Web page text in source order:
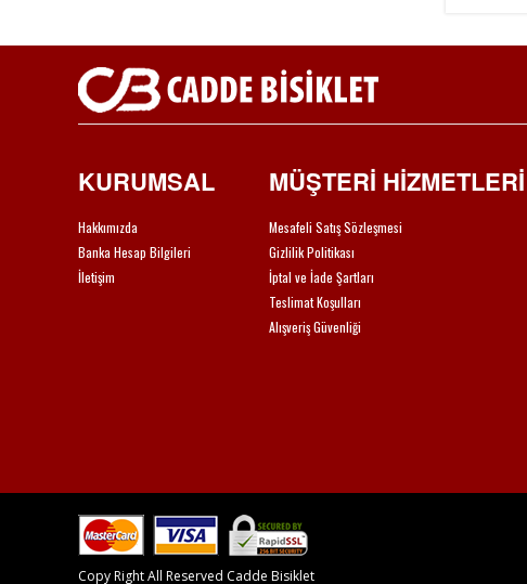
KURUMSAL
Hakkımızda
Banka Hesap Bilgileri
İletişim
MÜŞTERİ HİZMETLERİ
Mesafeli Satış Sözleşmesi
Gizlilik Politikası
İptal ve İade Şartları
Teslimat Koşulları
Alışveriş Güvenliği
Copy Right All Reserved Cadde Bisiklet